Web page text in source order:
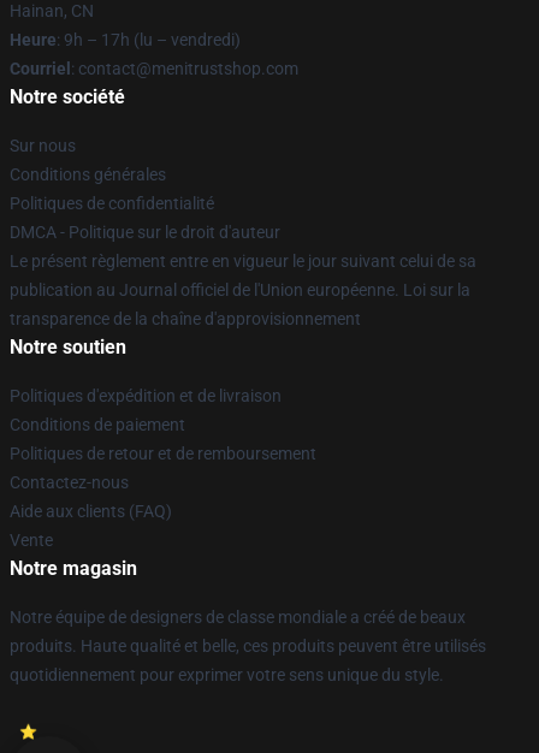
Hainan, CN
Heure: 9h – 17h (lu – vendredi)
Courriel : contact@menitrustshop.com
Notre société
Sur nous
Conditions générales
Politiques de confidentialité
DMCA - Politique sur le droit d'auteur
Le présent règlement entre en vigueur le jour suivant celui de sa
publication au Journal officiel de l'Union européenne. Loi sur la
transparence de la chaîne d'approvisionnement
Notre soutien
Politiques d'expédition et de livraison
Conditions de paiement
Politiques de retour et de remboursement
Contactez-nous
Aide aux clients (FAQ)
Vente
Notre magasin
Notre équipe de designers de classe mondiale a créé de beaux
produits. Haute qualité et belle, ces produits peuvent être utilisés
quotidiennement pour exprimer votre sens unique du style.